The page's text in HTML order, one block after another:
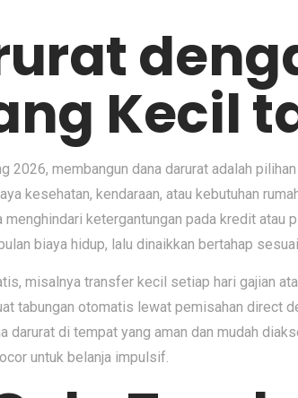
Kecil
membangun dana darurat adalah
kesehatan, kendaraan, atau kebutuhan
ketergantungan pada kredit atau
biaya hidup, lalu dinaikkan bertahap
misalnya transfer kecil setiap hari gajian
tabungan otomatis lewat pemisahan direct
darurat di tempat yang aman dan mudah
untuk belanja impulsif.